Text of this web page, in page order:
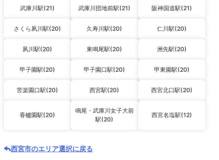
武庫川駅(21) 武庫川団地前駅(21) 阪神国道駅(21)
さくら夙川駅(20) 久寿川駅(20) 仁川駅(20)
夙川駅(20) 東鳴尾駅(20) 洲先駅(20)
甲子園駅(20) 甲子園口駅(20) 甲東園駅(20)
苦楽園口駅(20) 西宮駅(20) 西宮北口駅(20)
香櫨園駅(20)
鳴尾・武庫川女子大前
駅(20)
西宮名塩駅(12)
西宮市のエリア選択に戻る